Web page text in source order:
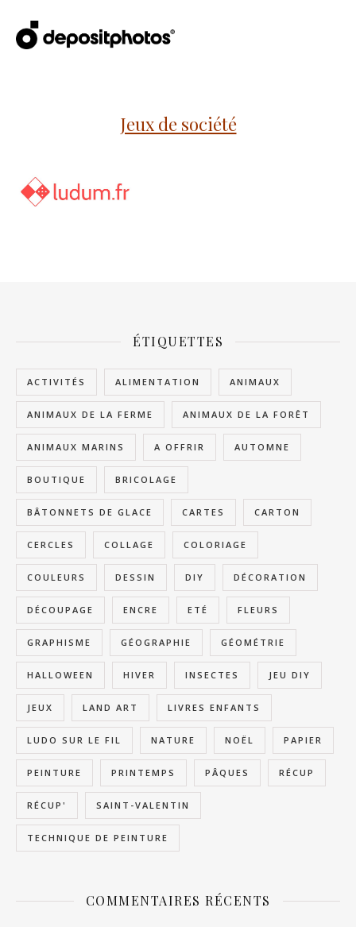
Jeux de société
ÉTIQUETTES
ACTIVITÉS ALIMENTATION ANIMAUX
ANIMAUX DE LA FERME ANIMAUX DE LA FORÊT
ANIMAUX MARINS A OFFRIR AUTOMNE
BOUTIQUE BRICOLAGE
BÂTONNETS DE GLACE CARTES CARTON
CERCLES COLLAGE COLORIAGE
COULEURS DESSIN DIY DÉCORATION
DÉCOUPAGE ENCRE ETÉ FLEURS
GRAPHISME GÉOGRAPHIE GÉOMÉTRIE
HALLOWEEN HIVER INSECTES JEU DIY
JEUX LAND ART LIVRES ENFANTS
LUDO SUR LE FIL NATURE NOËL PAPIER
PEINTURE PRINTEMPS PÂQUES RÉCUP
RÉCUP' SAINT-VALENTIN
TECHNIQUE DE PEINTURE
COMMENTAIRES RÉCENTS